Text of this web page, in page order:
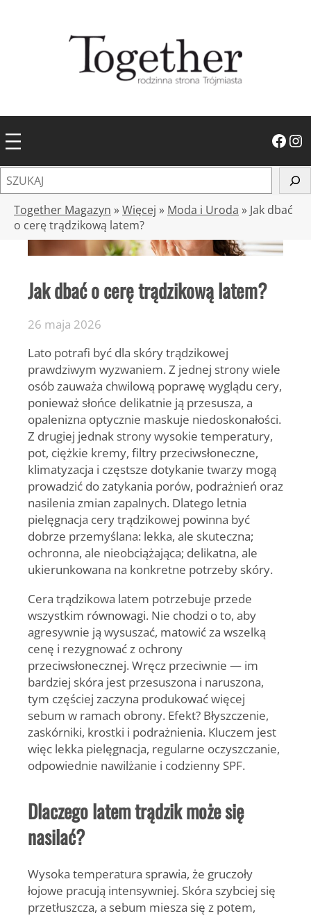
Facebook Instagram
z
Together Magazyn »Więcej » Moda i Uroda » Jak dbać
o cerę trądzikową latem?
Jak dbać o cerę trądzikową latem?
26 maja 2026
Lato potrafi być dla skóry trądzikowej
prawdziwym wyzwaniem. Z jednej strony wiele
osób zauważa chwilową poprawę wyglądu cery,
ponieważ słońce delikatnie ją przesusza, a
opalenizna optycznie maskuje niedoskonałości.
Z drugiej jednak strony wysokie temperatury,
pot, ciężkie kremy, filtry przeciwsłoneczne,
klimatyzacja i częstsze dotykanie twarzy mogą
prowadzić do zatykania porów, podrażnień oraz
nasilenia zmian zapalnych. Dlatego letnia
pielęgnacja cery trądzikowej powinna być
dobrze przemyślana: lekka, ale skuteczna;
ochronna, ale nieobciążająca; delikatna, ale
ukierunkowana na konkretne potrzeby skóry.
Cera trądzikowa latem potrzebuje przede
wszystkim równowagi. Nie chodzi o to, aby
agresywnie ją wysuszać, matowić za wszelką
cenę i rezygnować z ochrony
przeciwsłonecznej. Wręcz przeciwnie — im
bardziej skóra jest przesuszona i naruszona,
tym częściej zaczyna produkować więcej
sebum w ramach obrony. Efekt? Błyszczenie,
zaskórniki, krostki i podrażnienia. Kluczem jest
więc lekka pielęgnacja, regularne oczyszczanie,
odpowiednie nawilżanie i codzienny SPF.
Dlaczego latem trądzik może się
nasilać?
Wysoka temperatura sprawia, że gruczoły
łojowe pracują intensywniej. Skóra szybciej się
przetłuszcza, a sebum miesza się z potem,